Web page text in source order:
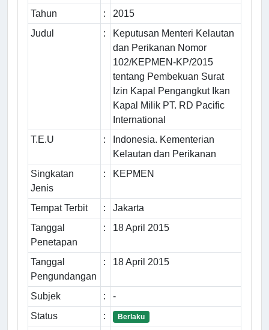
Tahun
:
2015
Judul
:
Keputusan Menteri Kelautan
dan Perikanan Nomor
102/KEPMEN-KP/2015
tentang Pembekuan Surat
Izin Kapal Pengangkut Ikan
Kapal Milik PT. RD Pacific
International
T.E.U
:
Indonesia. Kementerian
Kelautan dan Perikanan
Singkatan
Jenis
: KEPMEN
Tempat Terbit :
Jakarta
Tanggal
Penetapan
: 18 April 2015
Tanggal
Pengundangan
: 18 April 2015
Subjek :
-
Status
: Berlaku